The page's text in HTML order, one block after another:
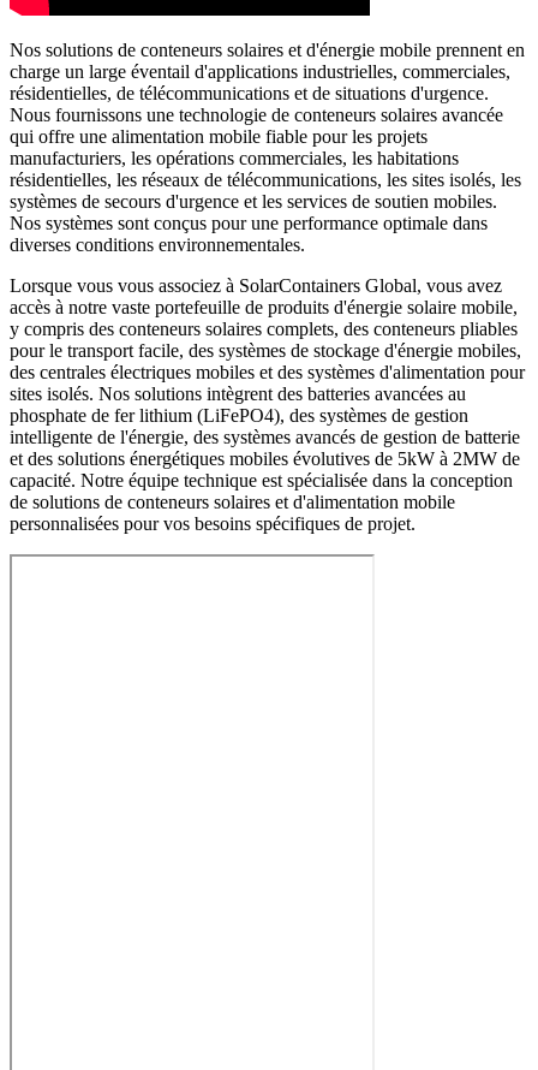
Nos solutions de conteneurs solaires et d'énergie mobile prennent en
charge un large éventail d'applications industrielles, commerciales,
résidentielles, de télécommunications et de situations d'urgence.
Nous fournissons une technologie de conteneurs solaires avancée
qui offre une alimentation mobile fiable pour les projets
manufacturiers, les opérations commerciales, les habitations
résidentielles, les réseaux de télécommunications, les sites isolés, les
systèmes de secours d'urgence et les services de soutien mobiles.
Nos systèmes sont conçus pour une performance optimale dans
diverses conditions environnementales.
Lorsque vous vous associez à SolarContainers Global, vous avez
accès à notre vaste portefeuille de produits d'énergie solaire mobile,
y compris des conteneurs solaires complets, des conteneurs pliables
pour le transport facile, des systèmes de stockage d'énergie mobiles,
des centrales électriques mobiles et des systèmes d'alimentation pour
sites isolés. Nos solutions intègrent des batteries avancées au
phosphate de fer lithium (LiFePO4), des systèmes de gestion
intelligente de l'énergie, des systèmes avancés de gestion de batterie
et des solutions énergétiques mobiles évolutives de 5kW à 2MW de
capacité. Notre équipe technique est spécialisée dans la conception
de solutions de conteneurs solaires et d'alimentation mobile
personnalisées pour vos besoins spécifiques de projet.